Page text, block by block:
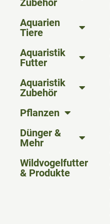
Zubehör
Aquarien
Tiere
Aquaristik
Futter
Aquaristik
Zubehör
Pflanzen
Dünger &
Mehr
Wildvogelfutter
& Produkte